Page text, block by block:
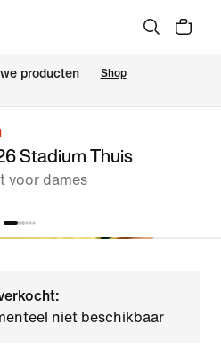
producten Shop
Stadium Thuis
voor dames
niet beschikbaar